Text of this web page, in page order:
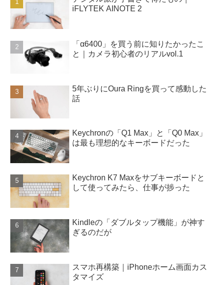
iFLYTEK AINOTE 2
「α6400」を買う前に知りたかったこ
と｜カメラ初心者のリアルvol.1
5年ぶりにOura Ringを買って感動した
話
Keychronの「Q1 Max」と「Q0 Max」
は最も理想的なキーボードだった
Keychron K7 Maxをサブキーボードと
して使ってみたら、仕事が捗った
Kindleの「ダブルタップ機能」が神す
ぎるのだが
スマホ再構築｜iPhoneホーム画面カス
タマイズ